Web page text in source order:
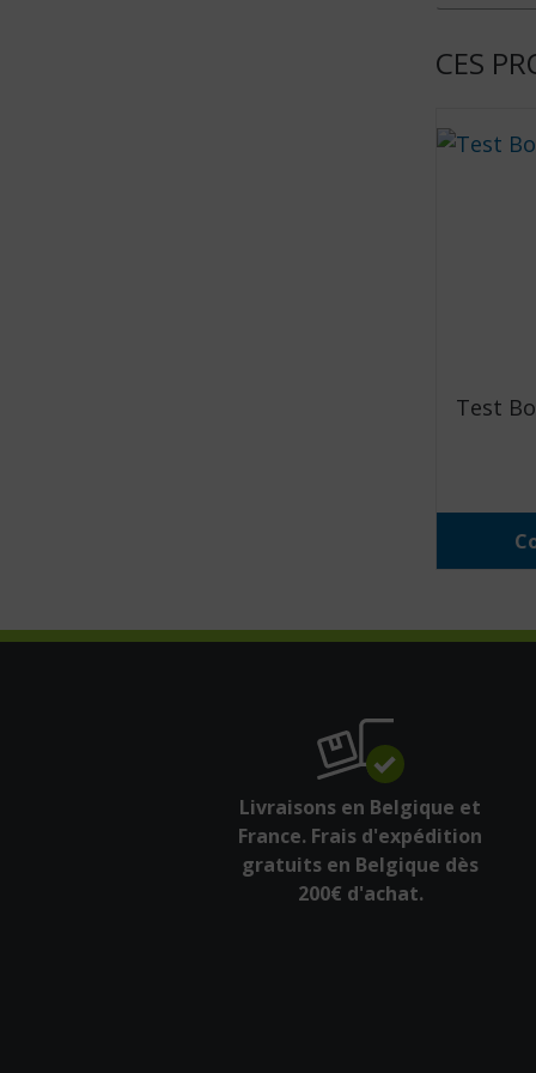
CES
Test
Livraisons en Belgique et
France. Frais d'expédition
gratuits en Belgique dès
200€ d'achat.